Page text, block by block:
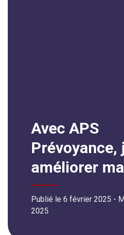
Avec APS
Prévoyance,
améliorer
Publié le 6 février 2025 -
2025